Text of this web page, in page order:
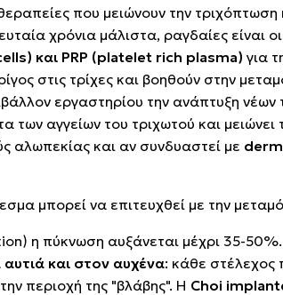
που μειώνουν την
χρόνια μάλιστα, ραγδαίες είναι οι
και PRP (platelet rich plasma) για
στις τρίχες και βοηθούν στην
εργαστηρίου την ανάπτυξη νέων
των αγγείων του τριχωτού και
αλωπεκίας και αν συνδυαστεί με
μπορεί να επιτευχθεί με την
η πύκνωση αυξάνεται μέχρι 35-
και στον αυχένα: κάθε στέλεχος
περιοχή της "βλάβης". Η Choi